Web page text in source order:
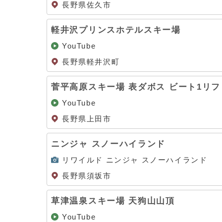
長野県佐久市
軽井沢プリンスホテルスキー場
YouTube
長野県軽井沢町
菅平高原スキー場 表ダボス ビート1リフ
YouTube
長野県上田市
ニンジャ スノーハイランド
リワイルド ニンジャ スノーハイランド
長野県須坂市
草津温泉スキー場 天狗山山頂
YouTube